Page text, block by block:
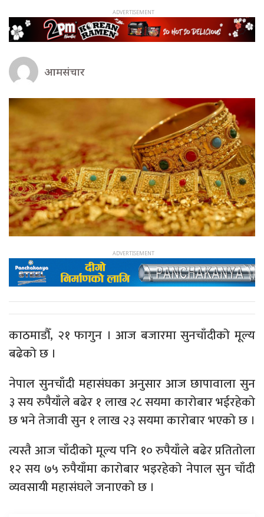
आमसंचार
काठमाडौँ, २१ फागुन । आज बजारमा सुनचाँदीको मूल्य
बढेको छ ।
नेपाल सुनचाँदी महासंघका अनुसार आज छापावाला सुन
३ सय रुपैयाँले बढेर १ लाख २८ सयमा कारोबार भईरहेको
छ भने तेजावी सुन १ लाख २३ सयमा कारोबार भएको छ ।
त्यस्तै आज चाँदीको मूल्य पनि १० रुपैयाँले बढेर प्रतितोला
१२ सय ७५ रुपैयाँमा कारोबार भइरहेको नेपाल सुन चाँदी
व्यवसायी महासंघले जनाएको छ ।